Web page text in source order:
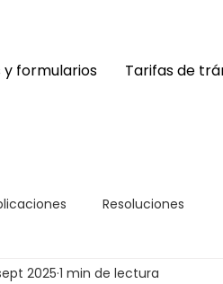
formularios Tarifas de
Resoluciones
2025 1 min de lectura